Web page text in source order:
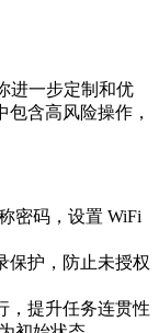
进一步定制和优
含高风险操作，
密码，设置 WiFi
护，防止未授权
提升任务连贯性